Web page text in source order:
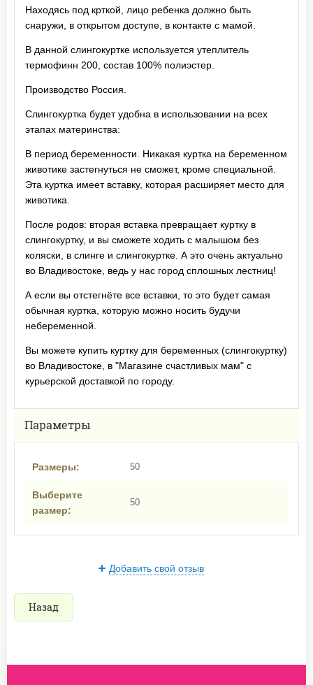
Находясь под крткой, лицо ребенка должно быть
снаружи, в открытом доступе, в контакте с мамой.
В данной слингокуртке используется утеплитель
термофинн 200, состав 100% полиэстер.
Производство Россия.
Слингокуртка будет удобна в использовании на всех
этапах материнства:
В период беременности. Никакая куртка на беременном
животике застегнуться не сможет, кроме специальной.
Эта куртка имеет вставку, которая расширяет место для
животика.
После родов: вторая вставка превращает куртку в
слингокуртку, и вы сможете ходить с малышом без
коляски, в слинге и слингокуртке. А это очень актуально
во Владивостоке, ведь у нас город сплошных лестниц!
А если вы отстегнёте все вставки, то это будет самая
обычная куртка, которую можно носить будучи
небеременной.
Вы можете купить куртку для беременных (слингокуртку)
во Владивостоке, в "Магазине счастливых мам" с
курьерской доставкой по городу.
Параметры
Размеры: 50
Выберите
размер:
50
Добавить свой отзыв
Назад